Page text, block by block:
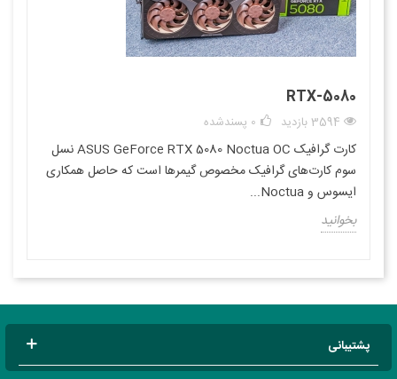
RTX-5080
3594 بازدید 0 پسندشده
کارت گرافیک ASUS GeForce RTX 5080 Noctua OC نسل
سوم کارت‌های گرافیک مخصوص گیمرها است که حاصل همکاری
ایسوس و Noctua...
بخوانید
پشتیبانی